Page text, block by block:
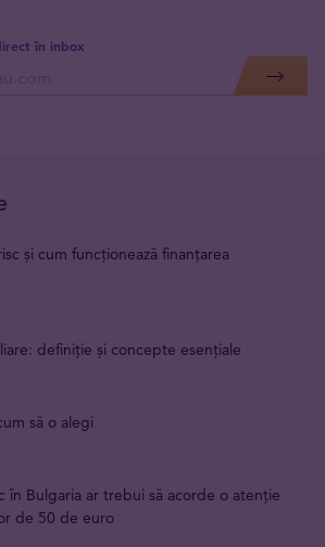
în inbox
și cum funcționează finanțarea
definiție și concepte esențiale
să o alegi
în Bulgaria ar trebui să acorde o atenție
de 50 de euro